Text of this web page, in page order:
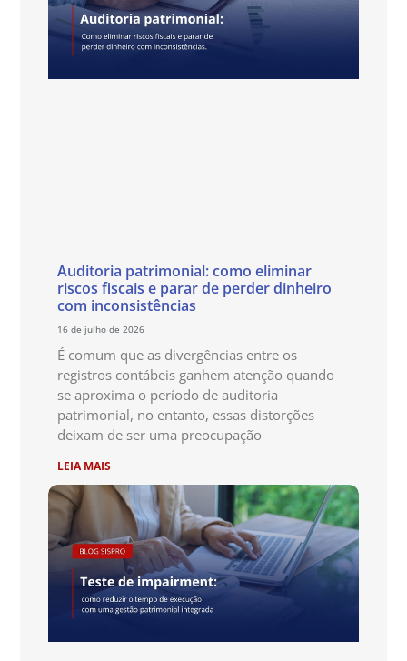
Auditoria patrimonial: como eliminar
riscos fiscais e parar de perder dinheiro
com inconsistências
16 de julho de 2026
É comum que as divergências entre os
registros contábeis ganhem atenção quando
se aproxima o período de auditoria
patrimonial, no entanto, essas distorções
deixam de ser uma preocupação
LEIA MAIS